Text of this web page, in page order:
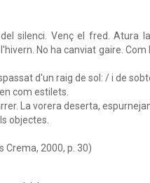
silenci. Venç el fred. Atura
No ha canviat gaire.
d'un raig de sol: / i de
com estilets.
La vorera deserta,
objectes.
Crema, 2000, p. 30)